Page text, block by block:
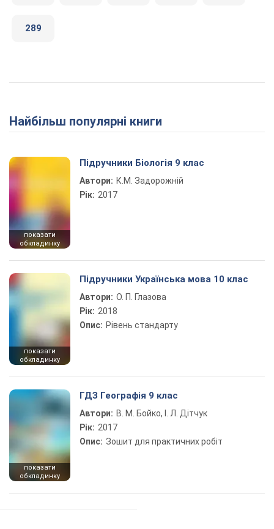
289
Найбільш популярні книги
показати
обкладинку
Підручники Біологія 9 клас
Автори: К.М. Задорожній
Рік: 2017
показати
обкладинку
Підручники Українська мова 10 клас
Автори: О. П. Глазова
Рік: 2018
Опис: Рівень стандарту
показати
обкладинку
ГДЗ Географія 9 клас
Автори: В. М. Бойко, І. Л. Дітчук
Рік: 2017
Опис: Зошит для практичних робіт